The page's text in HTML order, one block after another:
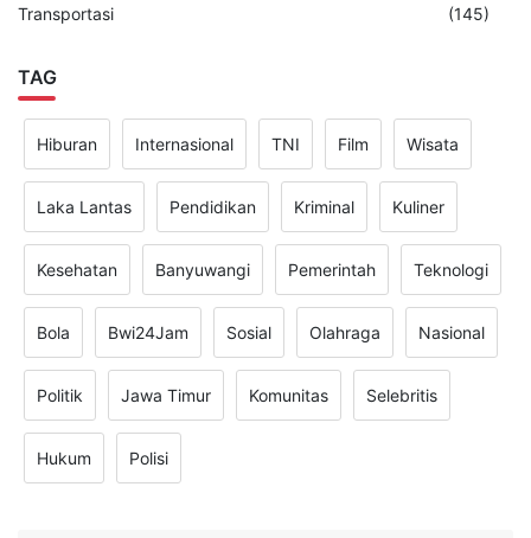
Transportasi (145)
TAG
Hiburan Internasional TNI Film Wisata
Laka Lantas Pendidikan Kriminal Kuliner
Kesehatan Banyuwangi Pemerintah Teknologi
Bola Bwi24Jam Sosial Olahraga Nasional
Politik Jawa Timur Komunitas Selebritis
Hukum Polisi